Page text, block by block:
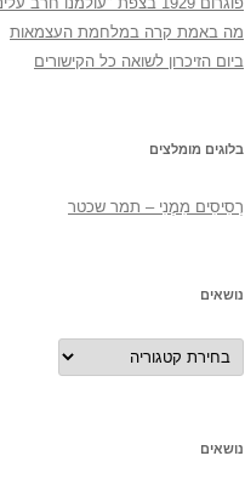
מה באמת קרה במלחמת העצמאות
ביום הזיכרון לשואה כל הקישורים
בלוגים מומלצים
רְסִיסִים מִמֶנִי – תמר שכטר
נושאים
נושאים
נושאים